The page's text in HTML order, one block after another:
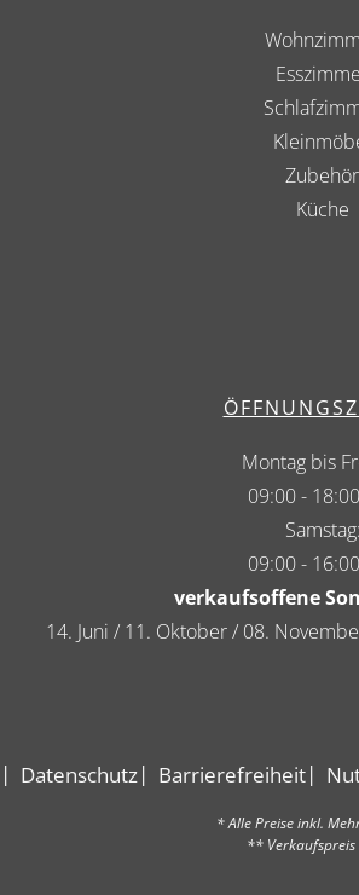
Zubehör
Küche
Montag bis
09:00 -
Samstag:
09:00 -
verkaufsoffene
14. Juni / 11. Oktober / 08.
Datenschutz Barrierefreiheit
* Alle Preise inkl.
** Verkaufspreis